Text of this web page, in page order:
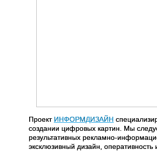
Проект ИНФОРМДИЗАЙН
создании цифровых картин. Мы
результативных рекламно-
эксклюзивный дизайн, оперативность